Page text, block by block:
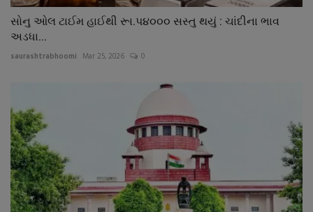
સોનુ ઓલ ટાઈમ હાઈથી રૂા.પ૪૦૦૦ સસ્તુ થયું : ચાંદીના ભાવ
અડધા...
saurashtrabhoomi Mar 25, 2026 0